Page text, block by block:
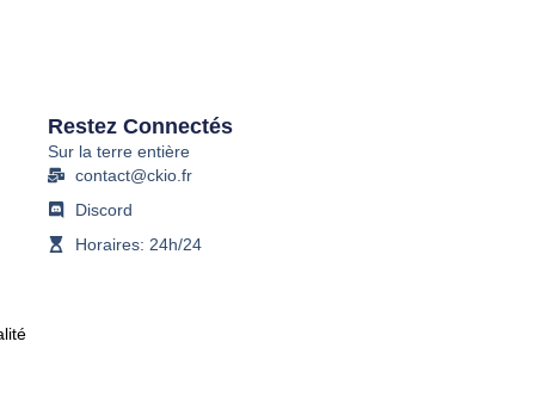
Restez Connectés
Sur la terre entière
contact@ckio.fr
Discord
Horaires: 24h/24